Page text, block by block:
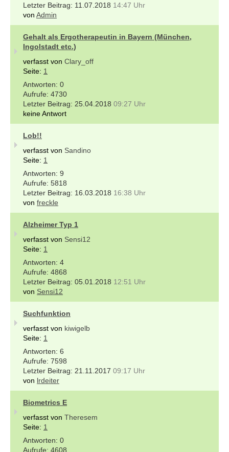
11.07.2018 14:47 Uhr
von Admin
Gehalt als Ergotherapeutin in Bayern (München,
Ingolstadt etc.)
verfasst von Clary_off
Seite: 1
0
4730
25.04.2018 09:27 Uhr
keine Antwort
Lob!!
verfasst von Sandino
Seite: 1
9
5818
16.03.2018 16:38 Uhr
von freckle
Alzheimer Typ 1
verfasst von Sensi12
Seite: 1
4
4868
05.01.2018 12:51 Uhr
von Sensi12
Suchfunktion
verfasst von kiwigelb
Seite: 1
6
7598
21.11.2017 09:17 Uhr
von lrdeiter
Biometrics E
verfasst von Theresem
Seite: 1
0
4608